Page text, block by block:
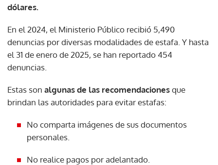
dólares.
En el 2024, el Ministerio Público recibió 5,490
denuncias por diversas modalidades de estafa. Y hasta
el 31 de enero de 2025, se han reportado 454
denuncias.
Estas son algunas de las recomendacionesque
brindan las autoridades para evitar estafas:
No comparta imágenes de sus documentos
personales.
No realice pagos por adelantado.